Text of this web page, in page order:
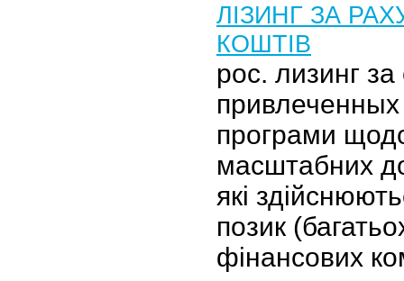
ЛІЗИНГ ЗА
КОШТІВ
рос. лизинг за
привлеченных
програми
масштабних
які
позик
фінансових